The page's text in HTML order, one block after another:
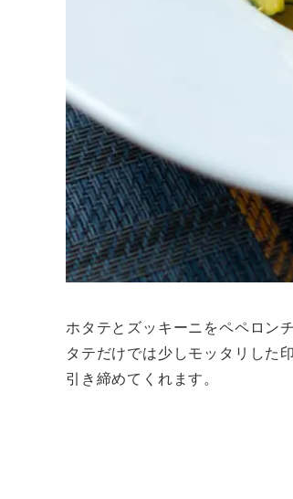
ホタテとズッキーニをペペロン
タテだけでは少しモッタリした
引き締めてくれます。